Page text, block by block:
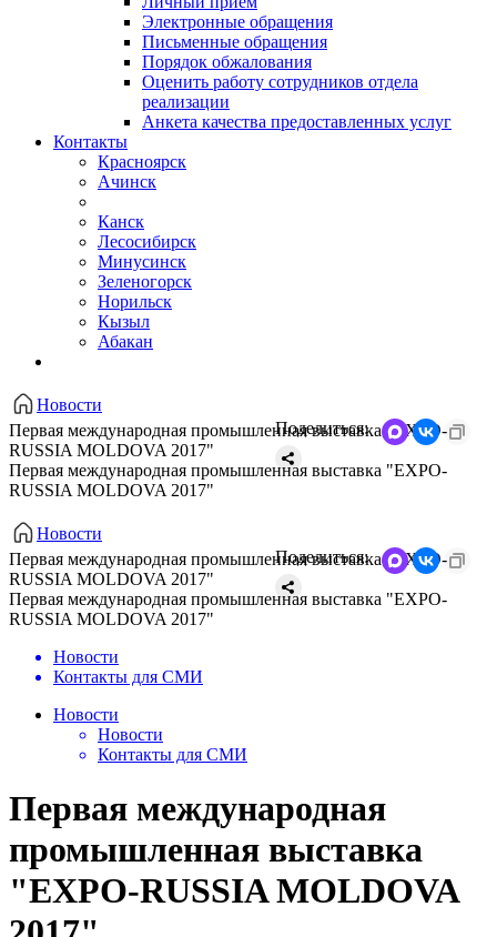
Электронные обращения
Письменные обращения
Порядок обжалования
Оценить работу сотрудников отдела
реализации
Анкета качества предоставленных услуг
Контакты
Красноярск
Ачинск
Канск
Лесосибирск
Минусинск
Зеленогорск
Норильск
Кызыл
Абакан
Новости
Первая международная промышленная выставка "EXPO-
RUSSIA MOLDOVA 2017"
Первая международная промышленная выставка "EXPO-
RUSSIA MOLDOVA 2017"
Поделиться:
Новости
Первая международная промышленная выставка "EXPO-
RUSSIA MOLDOVA 2017"
Первая международная промышленная выставка "EXPO-
RUSSIA MOLDOVA 2017"
Поделиться:
Новости
Контакты для СМИ
Новости
Новости
Контакты для СМИ
Первая международная
промышленная выставка
"EXPO-RUSSIA MOLDOVA